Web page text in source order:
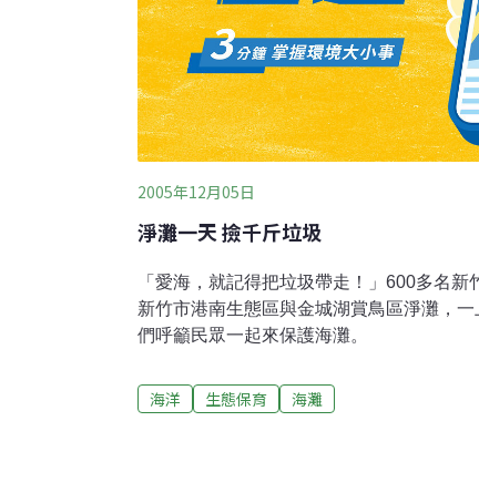
2005年12月05日
淨灘一天 撿千斤垃圾
「愛海，就記得把垃圾帶走！」600多名新
新竹市港南生態區與金城湖賞鳥區淨灘，
們呼籲民眾一起來保護海灘。
海洋 生態保育 海灘